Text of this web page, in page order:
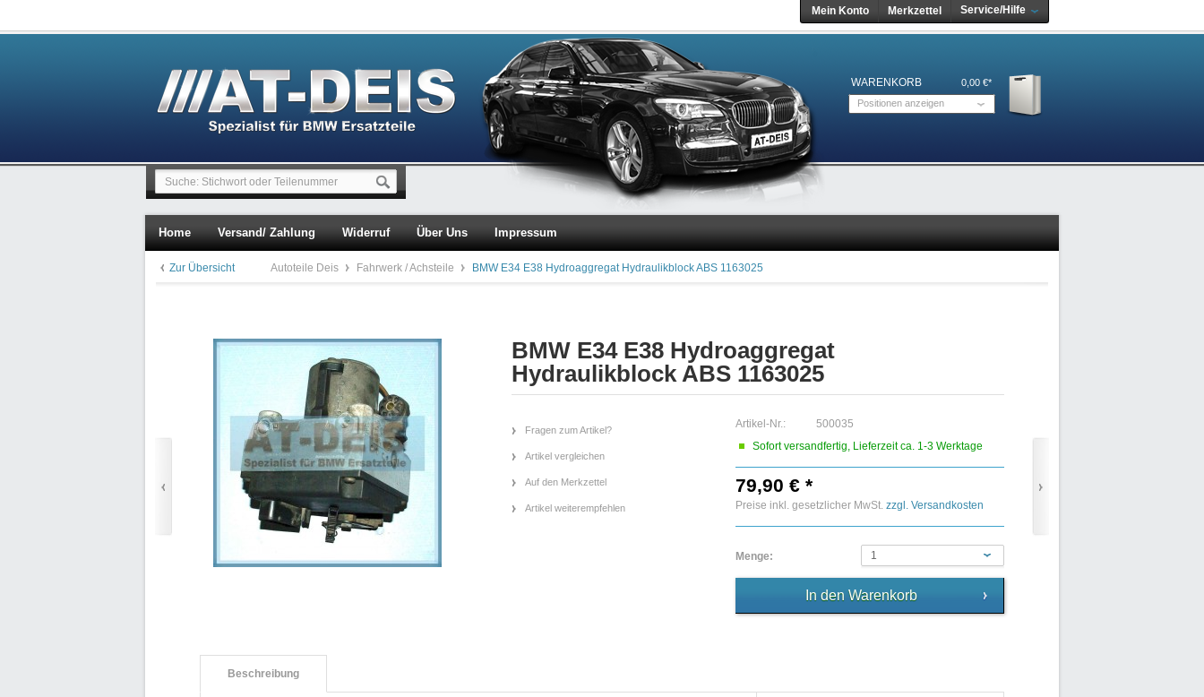
Mein Konto Merkzettel Service/Hilfe
WARENKORB
0,00 €*
Positionen anzeigen
Home Versand/ Zahlung Widerruf Über Uns Impressum
Zur Übersicht Autoteile Deis Fahrwerk / Achsteile BMW E34 E38 Hydroaggregat Hydraulikblock ABS 1163025
BMW E34 E38 Hydroaggregat
Hydraulikblock ABS 1163025
Fragen zum Artikel?
Artikel vergleichen
Auf den Merkzettel
Artikel weiterempfehlen
Artikel-Nr.:
500035
Sofort versandfertig, Lieferzeit ca. 1-3 Werktage
79,90 € *
Preise inkl. gesetzlicher MwSt. zzgl. Versandkosten
Menge: 1
Beschreibung